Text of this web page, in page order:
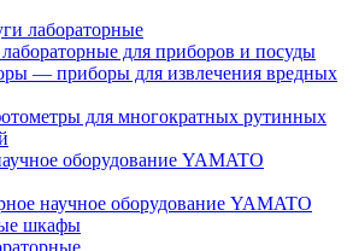
лабораторные
для приборов и посуды
— приборы для извлечения вредных
для многократных рутинных
оборудование YAMATO
научное оборудование YAMATO
шкафы